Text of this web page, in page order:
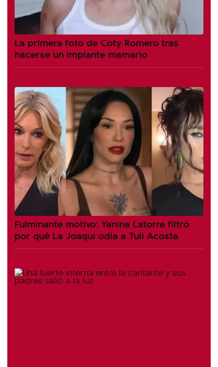
La primera foto de Coty Romero tras
hacerse un implante mamario
Fulminante motivo: Yanina Latorre filtró
por qué La Joaqui odia a Tuli Acosta